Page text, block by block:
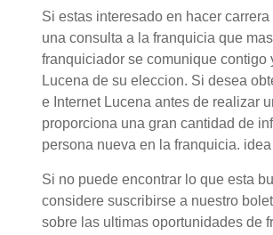
Si estas interesado en hacer
una consulta a la franquicia que
franquiciador se comunique
Lucena de su eleccion. Si desea
e Internet Lucena antes de realizar
proporciona una gran cantidad de
persona nueva en la franquicia.
Si no puede encontrar lo que esta
considere suscribirse a nuestro
sobre las ultimas oportunidades de